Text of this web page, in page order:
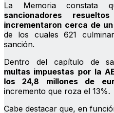
La Memoria constata
sancionadores
incrementaron cerca de un
de los cuales 621
sanción.
Dentro del capítulo de
multas impuestas por la
los 24,8 millones de
incremento que roza el 13%.
Cabe destacar que, en